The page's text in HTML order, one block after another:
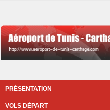
PRÉSENTATION
VOLS DÉPART